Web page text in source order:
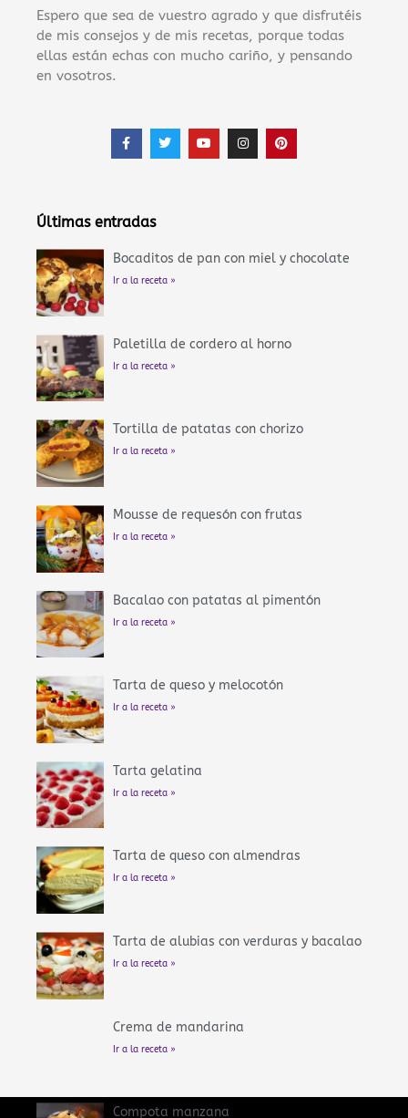
Espero que sea de vuestro agrado y que disfrutéis
de mis consejos y de mis recetas, porque todas
ellas están echas con mucho cariño, y pensando
en vosotros.
F
a
c
k
T
w
i
Y
o
u
I
n
s
P
i
n
Últimas entradas
Bocaditos de pan con miel y chocolate
Ir a la receta »
Paletilla de cordero al horno
Ir a la receta »
Tortilla de patatas con chorizo
Ir a la receta »
Mousse de requesón con frutas
Ir a la receta »
Bacalao con patatas al pimentón
Ir a la receta »
Tarta de queso y melocotón
Ir a la receta »
Tarta gelatina
Ir a la receta »
Tarta de queso con almendras
Ir a la receta »
Tarta de alubias con verduras y bacalao
Ir a la receta »
Crema de mandarina
Ir a la receta »
Compota manzana